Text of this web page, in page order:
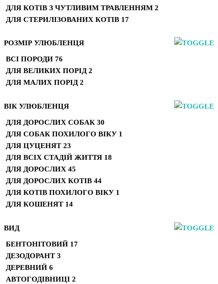
ДЛЯ КОТІВ З ЧУТЛИВИМ ТРАВЛЕННЯМ 2
ДЛЯ СТЕРИЛІЗОВАНИХ КОТІВ 17
РОЗМІР УЛЮБЛЕНЦЯ
ВСІ ПОРОДИ 76
ДЛЯ ВЕЛИКИХ ПОРІД 2
ДЛЯ МАЛИХ ПОРІД 2
ВІК УЛЮБЛЕНЦЯ
ДЛЯ ДОРОСЛИХ СОБАК 30
ДЛЯ СОБАК ПОХИЛОГО ВІКУ 1
ДЛЯ ЦУЦЕНЯТ 23
ДЛЯ ВСІХ СТАДІЙ ЖИТТЯ 18
ДЛЯ ДОРОСЛИХ 45
ДЛЯ ДОРОСЛИХ КОТІВ 44
ДЛЯ КОТІВ ПОХИЛОГО ВІКУ 1
ДЛЯ КОШЕНЯТ 14
ВИД
БЕНТОНІТОВИЙ 17
ДЕЗОДОРАНТ 3
ДЕРЕВНИЙ 6
АВТОГОДІВНИЦІ 2